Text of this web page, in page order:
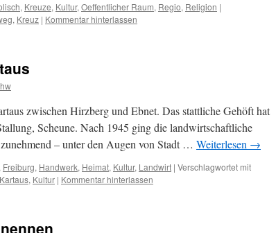
, Kreuze, Kultur, Oeffentlicher Raum, Regio, Religion |
, Kreuz | Kommentar hinterlassen
zwischen Hirzberg und Ebnet. Das stattliche Gehöft hat
Scheune. Nach 1945 ging die landwirtschaftliche
– unter den Augen von Stadt … Weiterlesen →
Freiburg, Handwerk, Heimat, Kultur, Landwirt | Verschlagwortet mit
Kartaus, Kultur | Kommentar hinterlassen